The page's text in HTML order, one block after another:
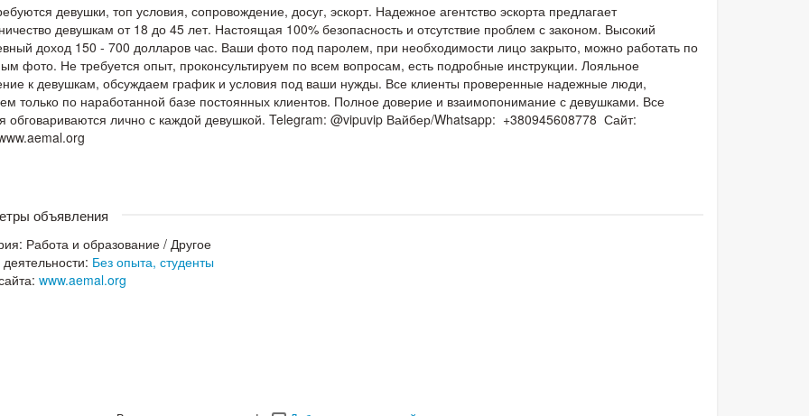
девушки, топ условия, сопровождение, досуг, эскорт. Надежное агентство эскорта предлагает
девушкам от 18 до 45 лет. Настоящая 100% безопасность и отсутствие проблем с законом. Высокий
доход 150 - 700 долларов час. Ваши фото под паролем, при необходимости лицо закрыто, можно работать по
фото. Не требуется опыт, проконсультируем по всем вопросам, есть подробные инструкции. Лояльное
к девушкам, обсуждаем график и условия под ваши нужды. Все клиенты проверенные надежные люди,
только по наработанной базе постоянных клиентов. Полное доверие и взаимопонимание с девушками. Все
обговариваются лично с каждой девушкой. Telegram: @vipuvip Вайбер/Whatsapp: +380945608778 Сайт:
объявления
Работа и образование / Другое
Без опыта, студенты
www.aemal.org